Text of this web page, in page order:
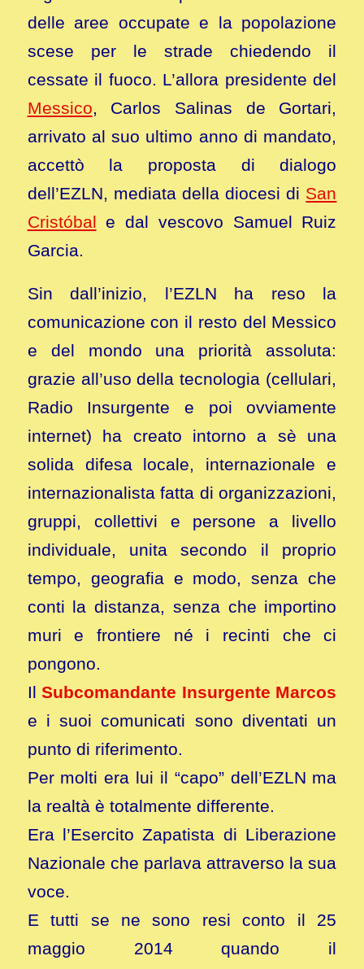
delle aree occupate e la popolazione
scese per le strade chiedendo il
cessate il fuoco. L’allora presidente del
Messico, Carlos Salinas de Gortari,
arrivato al suo ultimo anno di mandato,
accettò la proposta di dialogo
dell’EZLN, mediata della diocesi di San
Cristóbal e dal vescovo Samuel Ruiz
Garcia.
Sin dall’inizio, l’EZLN ha reso la
comunicazione con il resto del Messico
e del mondo una priorità assoluta:
grazie all’uso della tecnologia (cellulari,
Radio Insurgente e poi ovviamente
internet) ha creato intorno a sè una
solida difesa locale, internazionale e
internazionalista fatta di organizzazioni,
gruppi, collettivi e persone a livello
individuale, unita secondo il proprio
tempo, geografia e modo, senza che
conti la distanza, senza che importino
muri e frontiere né i recinti che ci
pongono.
IlSubcomandante Insurgente Marcos
e i suoi comunicati sono diventati un
punto di riferimento.
Per molti era lui il “capo” dell’EZLN ma
la realtà è totalmente differente.
Era l’Esercito Zapatista di Liberazione
Nazionale che parlava attraverso la sua
voce.
E tutti se ne sono resi conto il 25
maggio 2014 quando il